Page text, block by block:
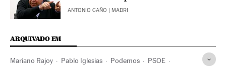
ANTONIO CAÑO | MADRI
ARQUIVADO EM
Mariano Rajoy Pablo Iglesias Podemos PSOE